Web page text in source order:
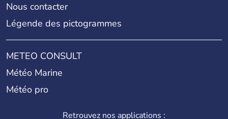
Nous contacter
Légende des pictogrammes
METEO CONSULT
Météo Marine
Météo pro
Retrouvez nos applications :